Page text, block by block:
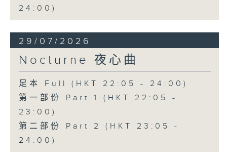
24:00)
29/07/2026
Nocturne 夜心曲
足本 Full (HKT 22:05 - 24:00)
第一部份 Part 1 (HKT 22:05 -
23:00)
第二部份 Part 2 (HKT 23:05 -
24:00)